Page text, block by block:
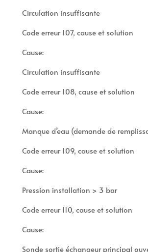
Circulation insuffisante
Code erreur 107, cause et solution
Cause:
Circulation insuffisante
Code erreur 108, cause et solution
Cause:
Manque d’eau (demande de
Code erreur 109, cause et solution
Cause:
Pression installation > 3 bar
Code erreur 110, cause et solution
Cause:
Sonde sortie échangeur principal